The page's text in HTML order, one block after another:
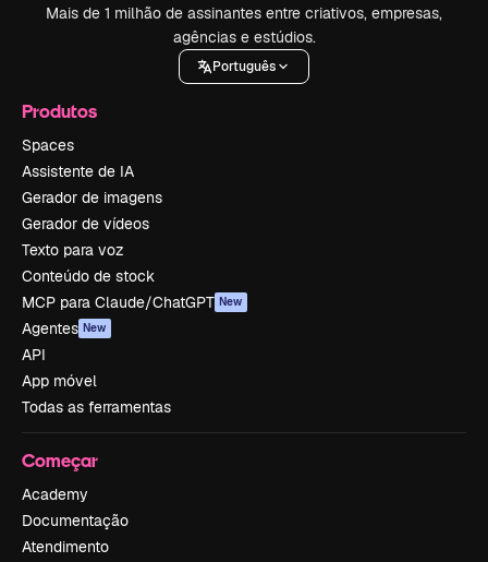
Mais de 1 milhão de assinantes entre criativos, empresas,
agências e estúdios.
Português
Produtos
Spaces
Assistente de IA
Gerador de imagens
Gerador de vídeos
Texto para voz
Conteúdo de stock
MCP para Claude/ChatGPT New
Agentes New
API
App móvel
Todas as ferramentas
Começar
Academy
Documentação
Atendimento